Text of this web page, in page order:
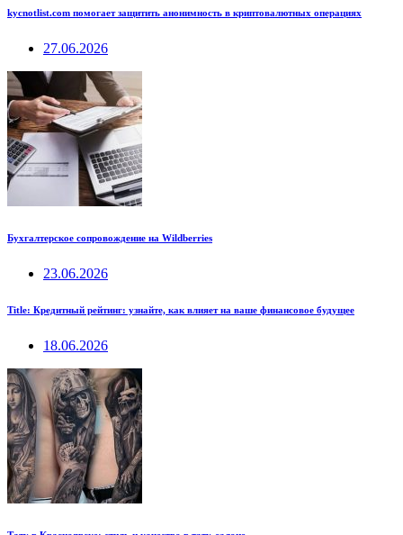
kycnotlist.com помогает защитить анонимность в криптовалютных операциях
27.06.2026
Бухгалтерское сопровождение на Wildberries
23.06.2026
Title: Кредитный рейтинг: узнайте, как влияет на ваше финансовое будущее
18.06.2026